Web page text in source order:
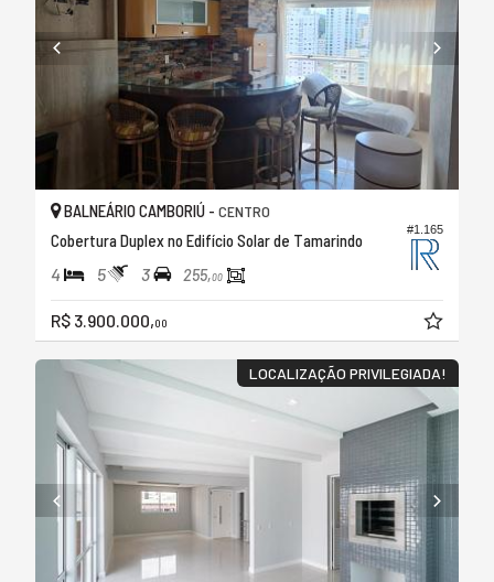
#1.165
BALNEÁRIO CAMBORIÚ - CENTRO
Cobertura Duplex no Edifício Solar de Tamarindo
4 5 3 255,00
R$ 3.900.000,00
LOCALIZAÇÃO PRIVILEGIADA!